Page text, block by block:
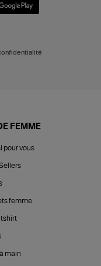
FEMME
pour vous
femme
main